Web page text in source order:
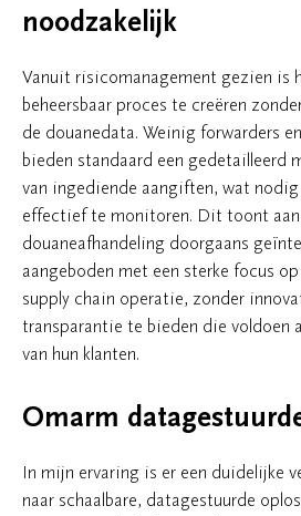
noodzakelijk
Vanuit risicomanagement gezien is
beheersbaar proces te creëren
de douanedata. Weinig forwarders
bieden standaard een gedetailleerd
van ingediende aangiften, wat
effectief te monitoren. Dit toont
douaneafhandeling doorgaans
aangeboden met een sterke focus
supply chain operatie, zonder
transparantie te bieden die voldoen
van hun klanten.
Omarm
In mijn ervaring is er een duidelijke
naar schaalbare, datagestuurde